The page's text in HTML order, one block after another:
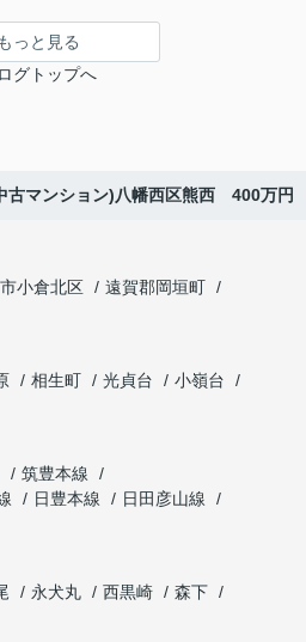
もっと見る
グトップへ
古マンション)八幡西区熊西 400万円
小倉北区
遠賀郡岡垣町
相生町 光貞台
小嶺台
筑豊本線
日豊本線
日田彦山線
永犬丸 西黒崎
森下